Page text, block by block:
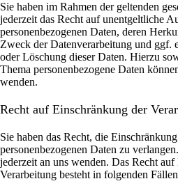
Sie haben im Rahmen der geltenden
jederzeit das Recht auf unentgeltliche
personenbezogenen Daten, deren
Zweck der Datenverarbeitung und ggf.
oder Löschung dieser Daten. Hierzu
Thema personenbezogene Daten
wenden.
Recht auf Einschränkung der
Sie haben das Recht, die
personenbezogenen Daten zu
jederzeit an uns wenden. Das Recht
Verarbeitung besteht in folgenden